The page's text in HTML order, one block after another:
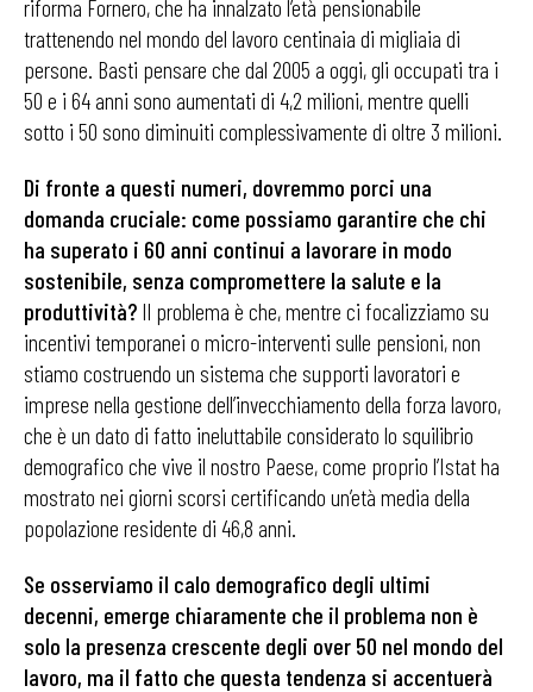
riforma Fornero, che ha innalzato l’età pensionabile
trattenendo nel mondo del lavoro centinaia di migliaia di
persone. Basti pensare che dal 2005 a oggi, gli occupati tra i
50 e i 64 anni sono aumentati di 4,2 milioni, mentre quelli
sotto i 50 sono diminuiti complessivamente di oltre 3 milioni.
Di fronte a questi numeri, dovremmo porci una
domanda cruciale: come possiamo garantire che chi
ha superato i 60 anni continui a lavorare in modo
sostenibile, senza compromettere la salute e la
produttività? Il problema è che, mentre ci focalizziamo su
incentivi temporanei o micro-interventi sulle pensioni, non
stiamo costruendo un sistema che supporti lavoratori e
imprese nella gestione dell’invecchiamento della forza lavoro,
che è un dato di fatto ineluttabile considerato lo squilibrio
demografico che vive il nostro Paese, come proprio l’Istat ha
mostrato nei giorni scorsi certificando un’età media della
popolazione residente di 46,8 anni.
Se osserviamo il calo demografico degli ultimi
decenni, emerge chiaramente che il problema non è
solo la presenza crescente degli over 50 nel mondo del
lavoro, ma il fatto che questa tendenza si accentuerà